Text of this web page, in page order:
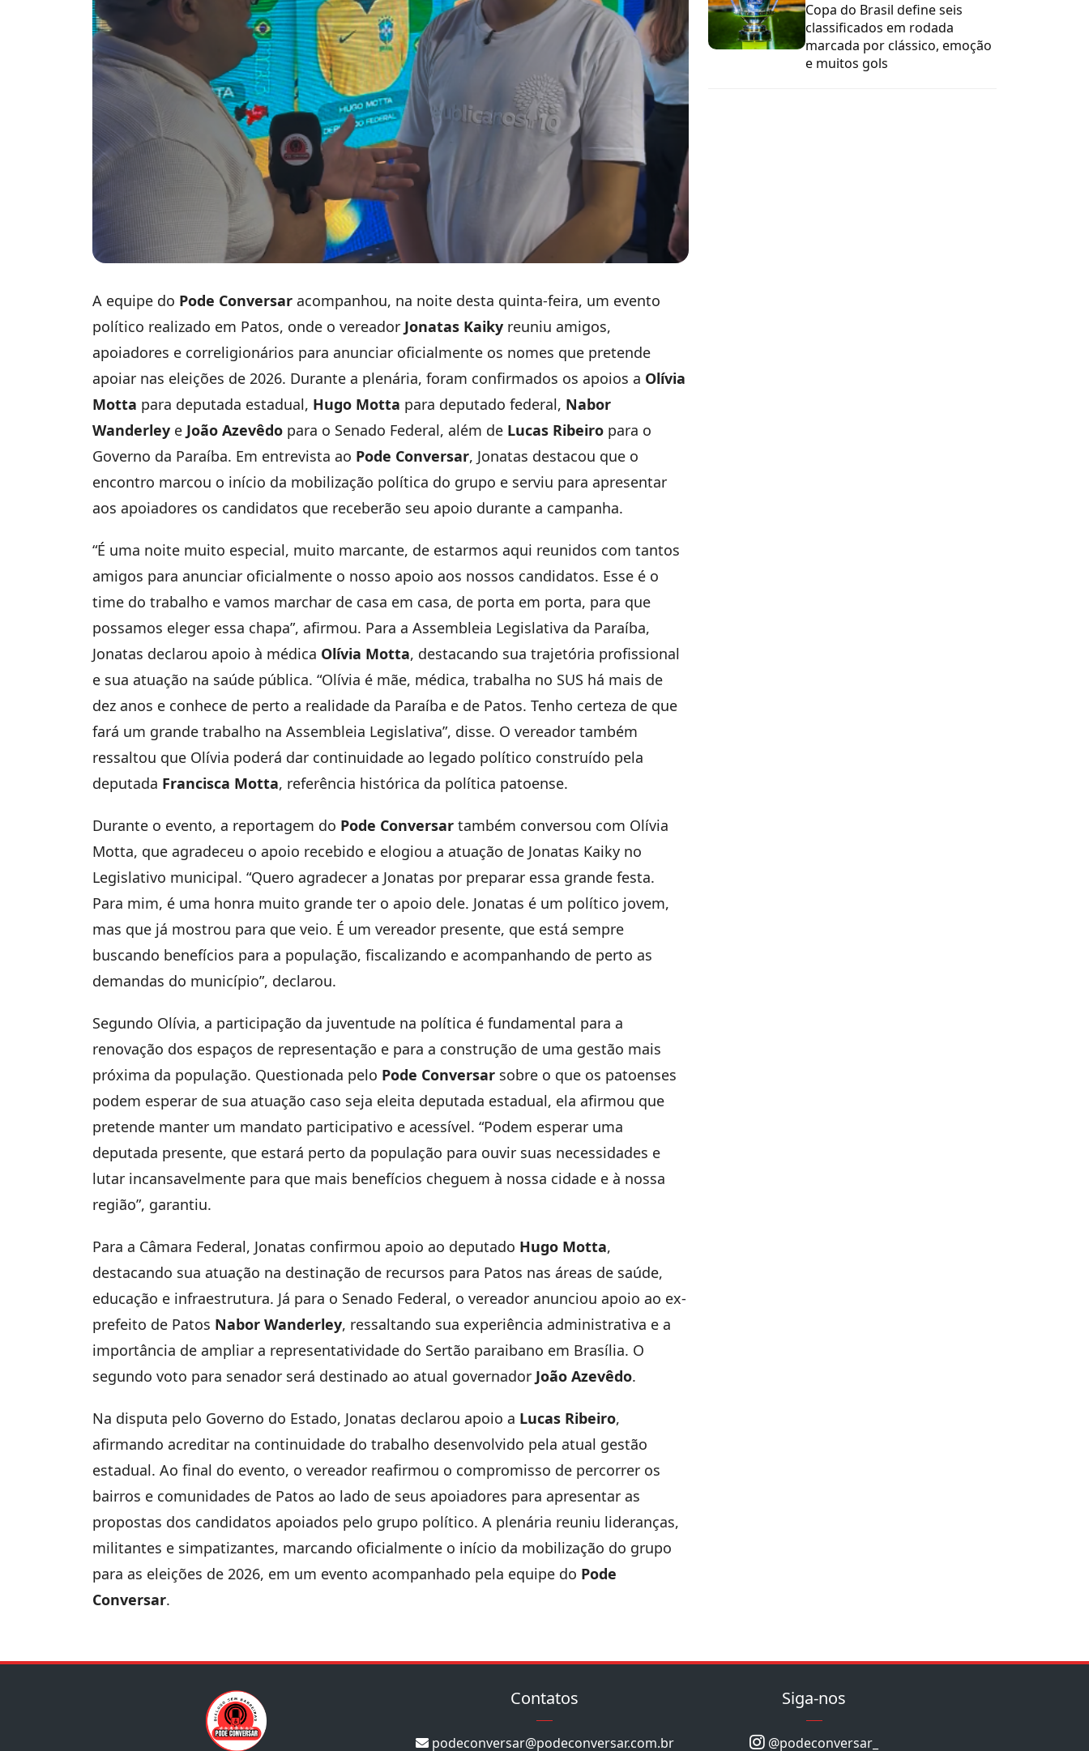
A equipe do Pode Conversar acompanhou, na noite desta quinta-feira, um evento
político realizado em Patos, onde o vereador Jonatas Kaiky reuniu amigos,
apoiadores e correligionários para anunciar oficialmente os nomes que pretende
apoiar nas eleições de 2026. Durante a plenária, foram confirmados os apoios a Olívia
Motta para deputada estadual, Hugo Motta para deputado federal, Nabor
Wanderley e João Azevêdo para o Senado Federal, além de Lucas Ribeiro para o
Governo da Paraíba. Em entrevista ao Pode Conversar, Jonatas destacou que o
encontro marcou o início da mobilização política do grupo e serviu para apresentar
aos apoiadores os candidatos que receberão seu apoio durante a campanha.
“É uma noite muito especial, muito marcante, de estarmos aqui reunidos com tantos
amigos para anunciar oficialmente o nosso apoio aos nossos candidatos. Esse é o
time do trabalho e vamos marchar de casa em casa, de porta em porta, para que
possamos eleger essa chapa”, afirmou. Para a Assembleia Legislativa da Paraíba,
Jonatas declarou apoio à médica Olívia Motta, destacando sua trajetória profissional
e sua atuação na saúde pública. “Olívia é mãe, médica, trabalha no SUS há mais de
dez anos e conhece de perto a realidade da Paraíba e de Patos. Tenho certeza de que
fará um grande trabalho na Assembleia Legislativa”, disse. O vereador também
ressaltou que Olívia poderá dar continuidade ao legado político construído pela
deputada Francisca Motta, referência histórica da política patoense.
Durante o evento, a reportagem do Pode Conversar também conversou com Olívia
Motta, que agradeceu o apoio recebido e elogiou a atuação de Jonatas Kaiky no
Legislativo municipal. “Quero agradecer a Jonatas por preparar essa grande festa.
Para mim, é uma honra muito grande ter o apoio dele. Jonatas é um político jovem,
mas que já mostrou para que veio. É um vereador presente, que está sempre
buscando benefícios para a população, fiscalizando e acompanhando de perto as
demandas do município”, declarou.
Segundo Olívia, a participação da juventude na política é fundamental para a
renovação dos espaços de representação e para a construção de uma gestão mais
próxima da população. Questionada pelo Pode Conversar sobre o que os patoenses
podem esperar de sua atuação caso seja eleita deputada estadual, ela afirmou que
pretende manter um mandato participativo e acessível. “Podem esperar uma
deputada presente, que estará perto da população para ouvir suas necessidades e
lutar incansavelmente para que mais benefícios cheguem à nossa cidade e à nossa
região”, garantiu.
Para a Câmara Federal, Jonatas confirmou apoio ao deputado Hugo Motta,
destacando sua atuação na destinação de recursos para Patos nas áreas de saúde,
educação e infraestrutura. Já para o Senado Federal, o vereador anunciou apoio ao ex-
prefeito de Patos Nabor Wanderley, ressaltando sua experiência administrativa e a
importância de ampliar a representatividade do Sertão paraibano em Brasília. O
segundo voto para senador será destinado ao atual governador João Azevêdo.
Na disputa pelo Governo do Estado, Jonatas declarou apoio a Lucas Ribeiro,
afirmando acreditar na continuidade do trabalho desenvolvido pela atual gestão
estadual. Ao final do evento, o vereador reafirmou o compromisso de percorrer os
bairros e comunidades de Patos ao lado de seus apoiadores para apresentar as
propostas dos candidatos apoiados pelo grupo político. A plenária reuniu lideranças,
militantes e simpatizantes, marcando oficialmente o início da mobilização do grupo
para as eleições de 2026, em um evento acompanhado pela equipe do Pode
Conversar.
Copa do Brasil define seis
classificados em rodada
marcada por clássico, emoção
e muitos gols
Contatos
podeconversar@podeconversar.com.br
Siga-nos
@podeconversar_